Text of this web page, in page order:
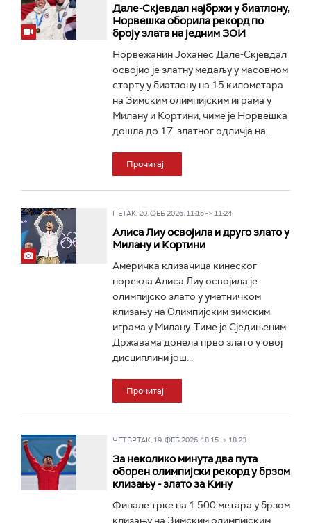
Дале-Скјевдал најбржи у биатлону,
Норвешка оборила рекорд по
броју злата на једним ЗОИ
Норвежанин Јоханес Дале-Скјевдал
освојио је златну медаљу у масовном
старту у биатлону на 15 километара
на Зимским олимпијским играма у
Милану и Кортини, чиме је Норвешка
дошла до 17. златног одличја на...
Прочитај
ПЕТАК, 20. ФЕБ 2026, 11:15 -> 11:24
Алиса Лиу освојила и друго злато у
Милану и Кортини
Америчка клизачица кинеског
порекла Алиса Лиу освојила је
олимпијско злато у уметничком
клизању на Олимпијским зимским
играма у Милану. Тиме је Сједињеним
Државама донела прво злато у овој
дисциплини још...
Прочитај
ЧЕТВРТАК, 19. ФЕБ 2026, 18:15 -> 18:23
За неколико минута два пута
оборен олимпијски рекорд у брзом
клизању - злато за Кину
Финале трке на 1.500 метара у брзом
клизању на Зимским олимпијским